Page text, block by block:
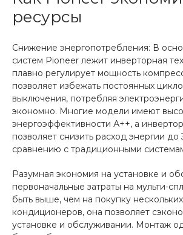
ресурсы
Снижение энергопотребления: В
систем Pioneer лежит инверторная
плавно регулирует мощность
позволяет избежать постоянных
выключения, потребляя
экономно. Многие модели имеют
энергоэффективности А++, а
позволяет снизить расход энергии до
сравнению с традиционными
Разумная экономия на установке и
первоначальные затраты на мульти-
быть выше, чем на покупку
кондиционеров, она позволяет
установке и обслуживании. Монтаж